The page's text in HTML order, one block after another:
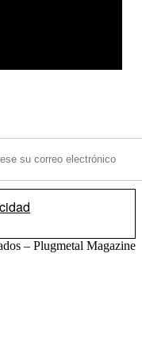
– Plugmetal Magazine